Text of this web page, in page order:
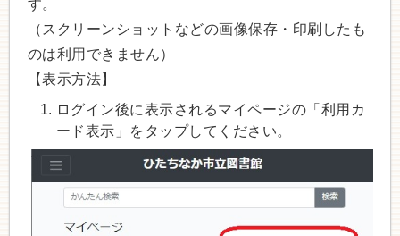
す。
（スクリーンショットなどの画像保存・印刷したも
のは利用できません）
【表示方法】
ログイン後に表示されるマイページの「利用カ
ード表示」をタップしてください。